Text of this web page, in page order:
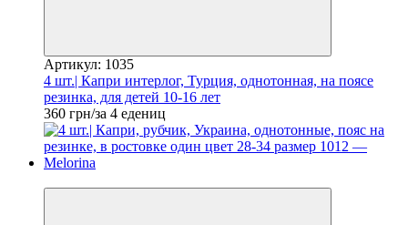
Артикул: 1035
4 шт.| Капри интерлог, Турция, однотонная, на поясе
резинка, для детей 10-16 лет
360 грн/за 4 едениц